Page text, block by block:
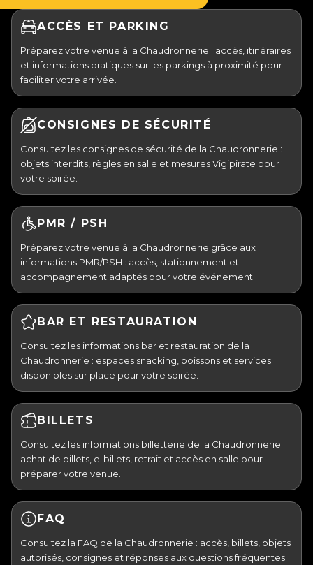
ACCÈS ET PARKING
Préparez votre venue à la Chaudronnerie : accès, itinéraires
et informations pratiques sur les parkings à proximité pour
faciliter votre arrivée.
CONSIGNES DE SÉCURITÉ
Consultez les consignes de sécurité de la Chaudronnerie :
objets interdits, règles en salle et mesures Vigipirate pour
votre soirée.
PMR / PSH
Préparez votre venue à la Chaudronnerie grâce aux
informations PMR/PSH : accès, stationnement et
accompagnement adaptés pour votre événement.
BAR ET RESTAURATION
Consultez les informations bar et restauration de la
Chaudronnerie : espaces snacking, boissons et services
disponibles sur place pour votre soirée.
BILLETS
Consultez les informations billetterie de la Chaudronnerie :
achat de billets, e-billets, retrait et accès en salle pour
préparer votre venue.
FAQ
Consultez la FAQ de la Chaudronnerie : accès, billets, objets
autorisés, consignes et réponses aux questions fréquentes